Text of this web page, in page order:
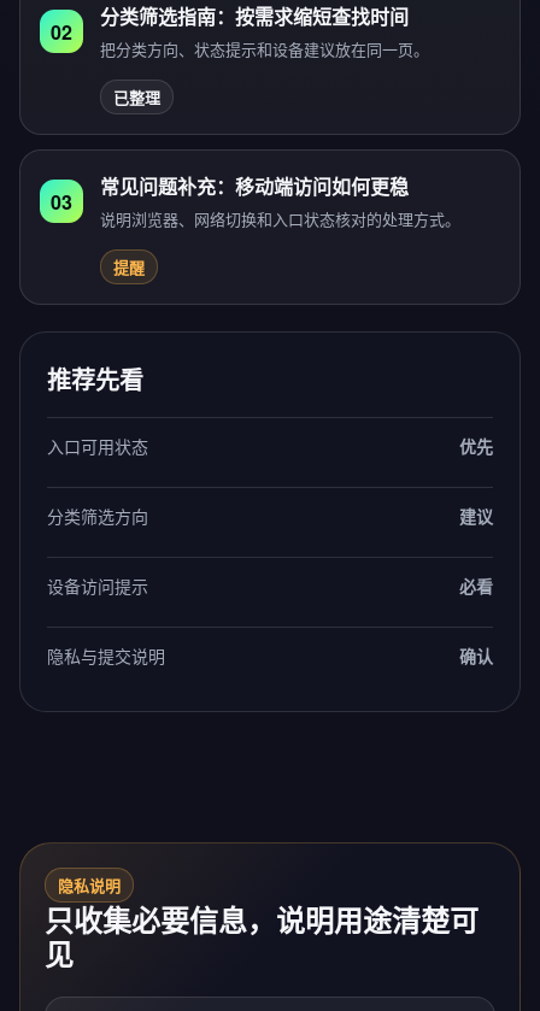
02
分类筛选指南：按需求缩短查找时间
把分类方向、状态提示和设备建议放在同一页。
已整理
03
常见问题补充：移动端访问如何更稳
说明浏览器、网络切换和入口状态核对的处理方式。
提醒
推荐先看
入口可用状态 优先
分类筛选方向 建议
设备访问提示 必看
隐私与提交说明 确认
隐私说明
只收集必要信息，说明用途清楚可
见